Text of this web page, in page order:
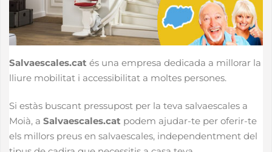
Salvaescales.cat és una empresa dedicada a millorar la
lliure mobilitat i accessibilitat a moltes persones.
Si estàs buscant pressupost per la teva salvaescales a
Moià, a Salvaescales.cat podem ajudar-te per oferir-te
els millors preus en salvaescales, independentment del